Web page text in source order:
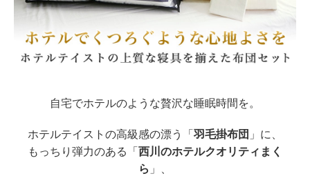
自宅でホテルのような贅沢な睡眠時間を。
ホテルテイストの高級感の漂う「羽毛掛布団 」に、
もっちり弾力のある「西川のホテルクオリティまく
ら 」、